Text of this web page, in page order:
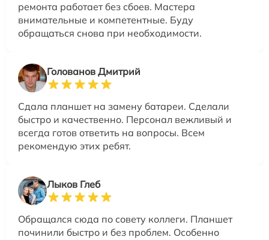
ремонта работает без сбоев. Мастера
внимательные и компетентные. Буду
обращаться снова при необходимости.
Голованов Дмитрий
Сдала планшет на замену батареи. Сделали
быстро и качественно. Персонал вежливый и
всегда готов ответить на вопросы. Всем
рекомендую этих ребят.
Лыков Глеб
Обращался сюда по совету коллеги. Планшет
починили быстро и без проблем. Особенно